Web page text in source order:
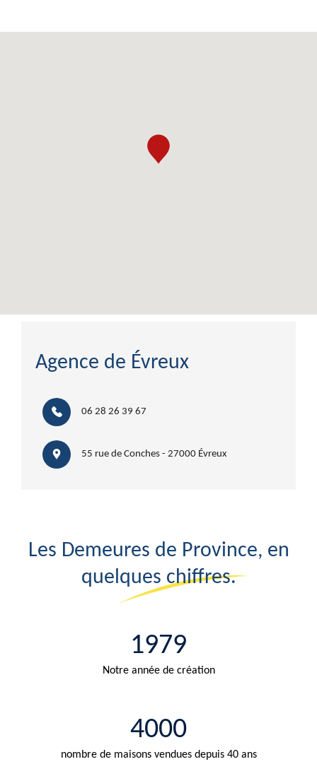
Agence de Évreux
06 28 26 39 67
55 rue de Conches - 27000 Évreux
Les Demeures de Province, en
quelques chiffres.
1979
Notre année de création
4000
nombre de maisons vendues depuis 40 ans